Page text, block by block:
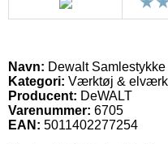
Navn: Dewalt
Kategori: Værktøj &
Producent: DeWALT
Varenummer: 6705
EAN: 5011402277254